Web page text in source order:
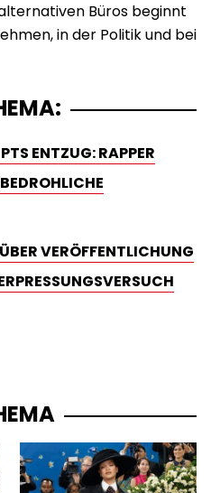
Büros beginnt
in der Politik und bei
ENTZUG: RAPPER
VERÖFFENTLICHUNG